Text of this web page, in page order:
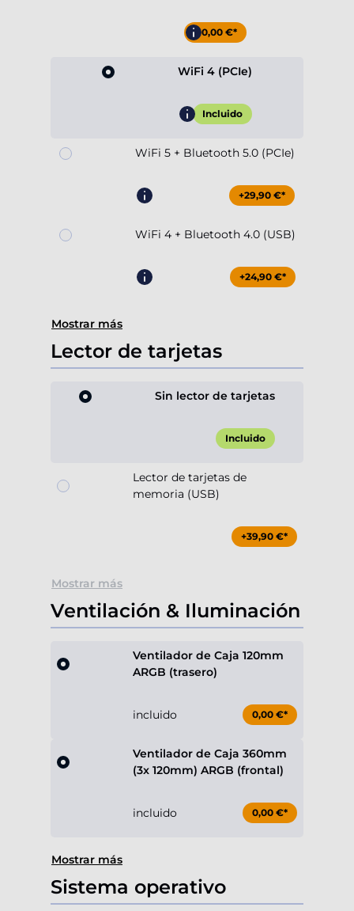
-10,00 €*
WiFi 4 (PCIe)
Incluido
WiFi 5 + Bluetooth 5.0 (PCIe)
+29,90 €*
WiFi 4 + Bluetooth 4.0 (USB)
+24,90 €*
Mostrar más
Lector de tarjetas
Sin lector de tarjetas
Incluido
Lector de tarjetas de
memoria (USB)
+39,90 €*
Mostrar más
Ventilación & Iluminación
Ventilador de Caja 120mm
ARGB (trasero)
incluido 0,00 €*
Ventilador de Caja 360mm
(3x 120mm) ARGB (frontal)
incluido 0,00 €*
Mostrar más
Sistema operativo